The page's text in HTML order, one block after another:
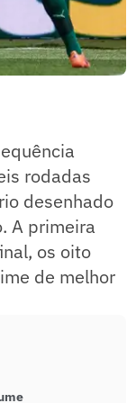
rodadas
desenhado
A primeira
os oito
de melhor